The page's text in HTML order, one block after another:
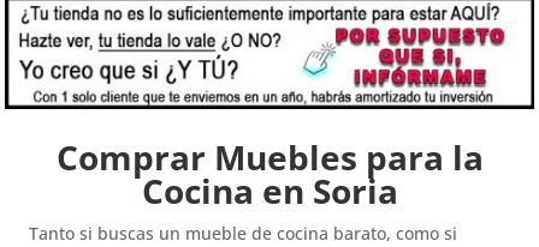
Comprar Muebles para la
Cocina en Soria
Tanto si buscas un mueble de cocina barato, como si